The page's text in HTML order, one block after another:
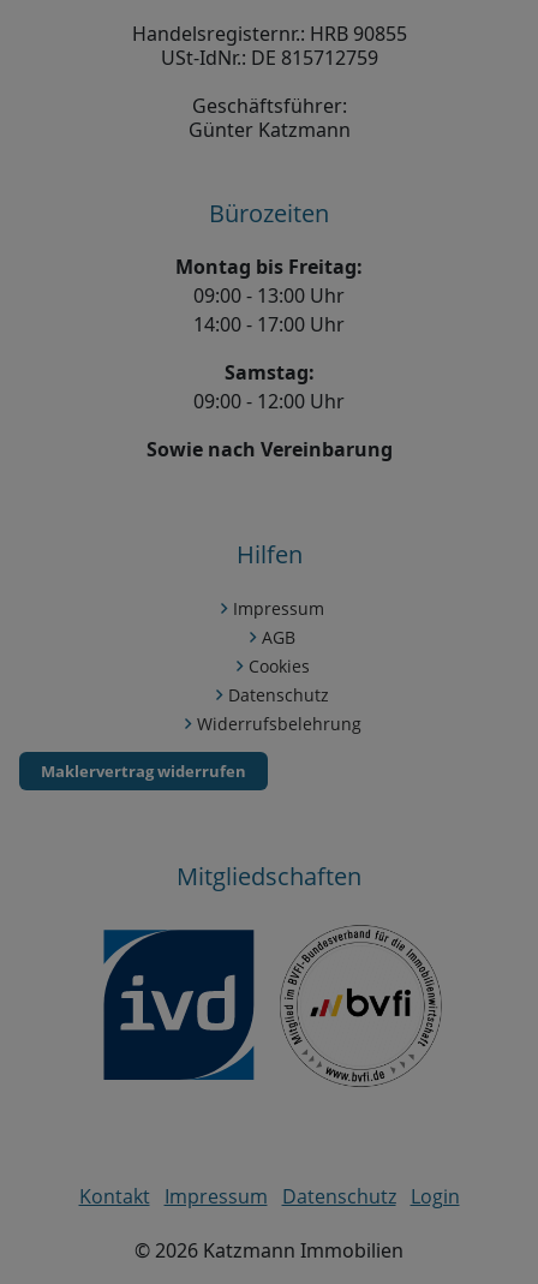
Handelsregisternr.: HRB 90855
USt-IdNr.: DE 815712759
Geschäftsführer:
Günter Katzmann
Bürozeiten
Montag bis Freitag:
09:00 - 13:00 Uhr
14:00 - 17:00 Uhr
Samstag:
09:00 - 12:00 Uhr
Sowie nach Vereinbarung
Hilfen
Impressum
AGB
Cookies
Datenschutz
Widerrufsbelehrung
Maklervertrag widerrufen
Mitgliedschaften
Kontakt Impressum Datenschutz Login
©2026 Katzmann Immobilien